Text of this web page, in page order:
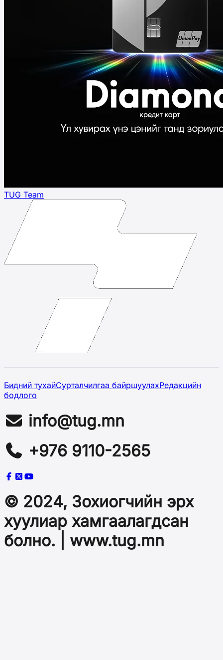
TUG Team
Бидний тухайСурталчилгаа байршуулахРедакцийн
бодлого
info@tug.mn
+976 9110-2565
© 2024, Зохиогчийн эрх
хуулиар хамгаалагдсан
болно. | www.tug.mn